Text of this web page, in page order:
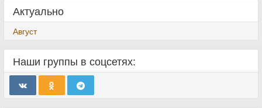
Актуально
Август
Наши группы в соцсетях: